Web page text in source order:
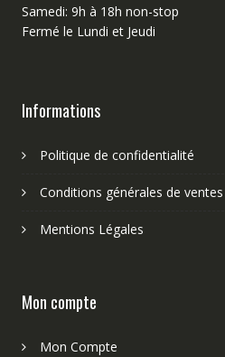
Samedi: 9h à 18h non-stop
Fermé le Lundi et Jeudi
Informations
Politique de confidentialité
Conditions générales de ventes
Mentions Légales
Mon compte
Mon Compte